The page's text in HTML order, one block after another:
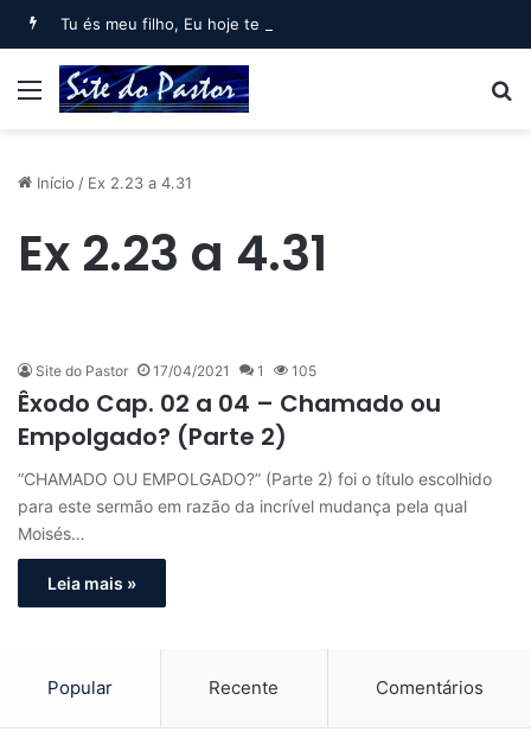
Tu és meu filho, Eu hoje te gerei (Salmo 2)
Menu
Início / Ex 2.23 a 4.31
Ex 2.23 a 4.31
Site do Pastor 17/04/2021 1 105
Êxodo Cap. 02 a 04 – Chamado ou
Empolgado? (Parte 2)
“CHAMADO OU EMPOLGADO?” (Parte 2) foi o título escolhido
para este sermão em razão da incrível mudança pela qual
Moisés…
Leia mais »
Popular Recente Comentários